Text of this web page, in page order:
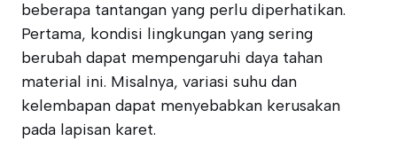
beberapa tantangan yang perlu diperhatikan.
Pertama, kondisi lingkungan yang sering
berubah dapat mempengaruhi daya tahan
material ini. Misalnya, variasi suhu dan
kelembapan dapat menyebabkan kerusakan
pada lapisan karet.